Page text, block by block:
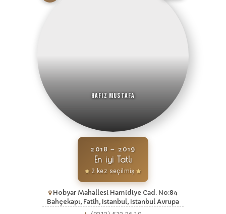
Hafız Mustafa
2018 – 2019
En iyi Tatlı
2 kez seçilmiş
Hobyar Mahallesi Hamidiye Cad. No:84
Bahçekapı, Fatih, Istanbul, Istanbul Avrupa